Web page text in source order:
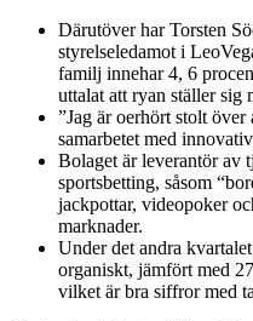
Därutöver har Torsten
styrelseledamot i
familj innehar 4, 6
uttalat att ryan ställer
”Jag är oerhört stolt över
samarbetet med
Bolaget är leverantör av
sportsbetting, såsom
jackpottar, videopoker
marknader.
Under det andra
organiskt, jämfört med
vilket är bra siffror med